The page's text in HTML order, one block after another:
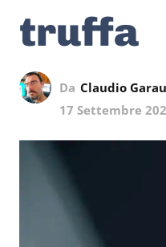
truffa
Da Claudio Garau
17 Settembre